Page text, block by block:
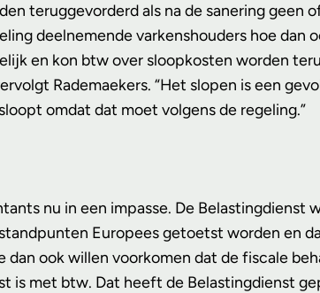
teruggevorderd als na de sanering
deelnemende varkenshouders hoe
en kon btw over sloopkosten worden
Rademaekers. “Het slopen is een
omdat dat moet volgens de regeling.”
nu in een impasse. De
Europees getoetst worden en
ook willen voorkomen dat de fiscale
met btw. Dat heeft de Belastingdienst